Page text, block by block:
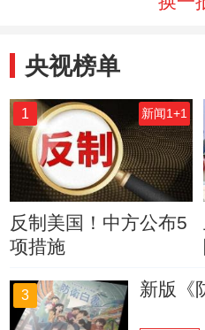
央视榜单
1 新闻1+1
反制美国！中方公布5
项措施
3 新版《